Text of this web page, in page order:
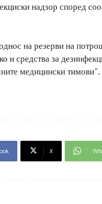
надзор според
на резерви на
и средства за
медицински тимови“.
X